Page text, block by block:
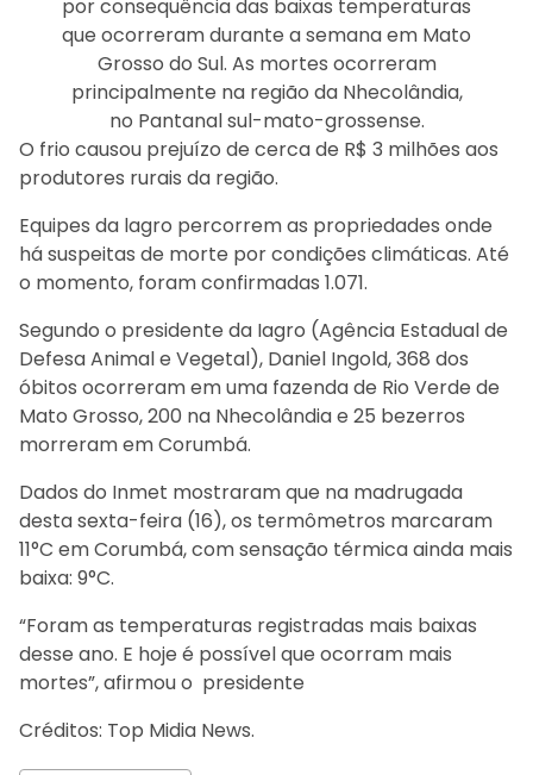
por consequência das baixas temperaturas
que ocorreram durante a semana em Mato
Grosso do Sul. As mortes ocorreram
principalmente na região da Nhecolândia,
no Pantanal sul-mato-grossense.
O frio causou prejuízo de cerca de R$ 3 milhões aos
produtores rurais da região.
Equipes da lagro percorrem as propriedades onde
há suspeitas de morte por condições climáticas. Até
o momento, foram confirmadas 1.071.
Segundo o presidente da Iagro (Agência Estadual de
Defesa Animal e Vegetal), Daniel Ingold, 368 dos
óbitos ocorreram em uma fazenda de Rio Verde de
Mato Grosso, 200 na Nhecolândia e 25 bezerros
morreram em Corumbá.
Dados do Inmet mostraram que na madrugada
desta sexta-feira (16), os termômetros marcaram
11°C em Corumbá, com sensação térmica ainda mais
baixa: 9°C.
“Foram as temperaturas registradas mais baixas
desse ano. E hoje é possível que ocorram mais
mortes”, afirmou o presidente
Créditos: Top Midia News.